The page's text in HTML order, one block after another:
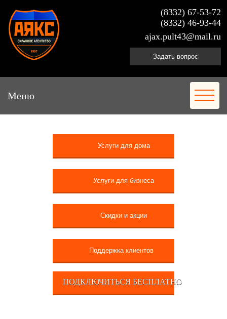
ПОДКЛЮЧИТЬСЯ БЕСПЛАТНО
(8332) 67-53-72
(8332) 46-93-44
ajax.pult43@mail.ru
Задать вопрос
Меню
Услуги для дома
Услуги для бизнеса
Скидки и акции
Поддержка клиентов